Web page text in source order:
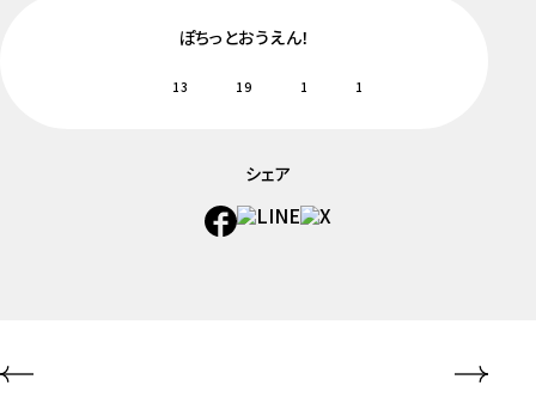
ぽちっとおうえん！
13 19 1 1
シェア